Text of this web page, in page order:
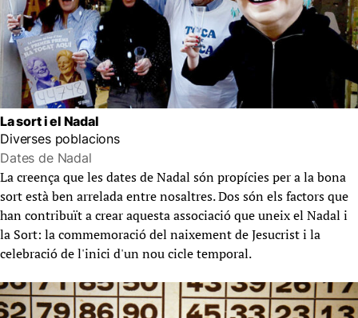
La sort i el Nadal
Diverses poblacions
Dates de Nadal
La creença que les dates de Nadal són propícies per a la bona
sort està ben arrelada entre nosaltres. Dos són els factors que
han contribuït a crear aquesta associació que uneix el Nadal i
la Sort: la commemoració del naixement de Jesucrist i la
celebració de l'inici d'un nou cicle temporal.